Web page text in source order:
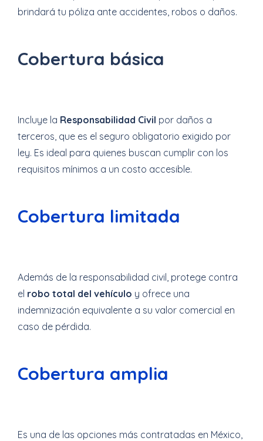
brindará tu póliza ante accidentes, robos o daños.
Cobertura básica
Incluye la Responsabilidad Civil por daños a
terceros, que es el seguro obligatorio exigido por
ley. Es ideal para quienes buscan cumplir con los
requisitos mínimos a un costo accesible.
Cobertura limitada
Además de la responsabilidad civil, protege contra
el robo total del vehículo y ofrece una
indemnización equivalente a su valor comercial en
caso de pérdida.
Cobertura amplia
Es una de las opciones más contratadas en México,